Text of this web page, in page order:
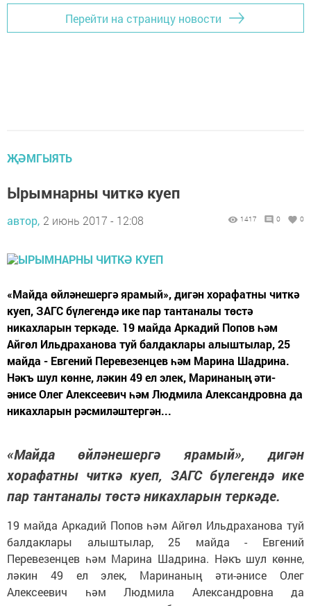
Перейти на страницу новости
ҖӘМГЫЯТЬ
Ырымнарны читкә куеп
автор, 2 июнь 2017 - 12:08 1417 0 0
«Майда өйләнешергә ярамый», дигән хорафатны читкә
куеп, ЗАГС бүлегендә ике пар тантаналы төстә
никахларын теркәде. 19 майда Аркадий Попов һәм
Айгөл Ильдраханова туй балдаклары алыштылар, 25
майда - Евгений Перевезенцев һәм Марина Шадрина.
Нәкъ шул көнне, ләкин 49 ел элек, Маринаның әти-
әнисе Олег Алексеевич һәм Людмила Александровна да
никахларын рәсмиләштергән...
«Майда өйләнешергә ярамый», дигән
хорафатны читкә куеп, ЗАГС бүлегендә ике
пар тантаналы төстә никахларын теркәде.
19 майда Аркадий Попов һәм Айгөл Ильдраханова туй
балдаклары алыштылар, 25 майда - Евгений
Перевезенцев һәм Марина Шадрина. Нәкъ шул көнне,
ләкин 49 ел элек, Маринаның әти-әнисе Олег
Алексеевич һәм Людмила Александровна да